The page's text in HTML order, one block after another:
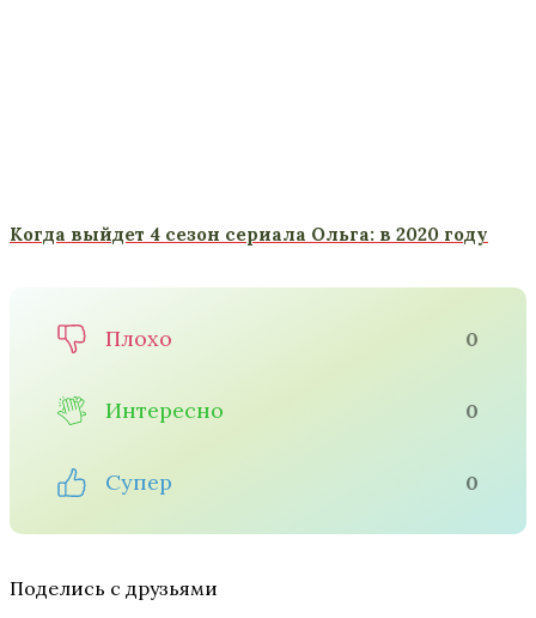
Когда выйдет 4 сезон сериала Ольга: в 2020 году
Плохо 0
Интересно 0
Супер 0
Поделись с друзьями